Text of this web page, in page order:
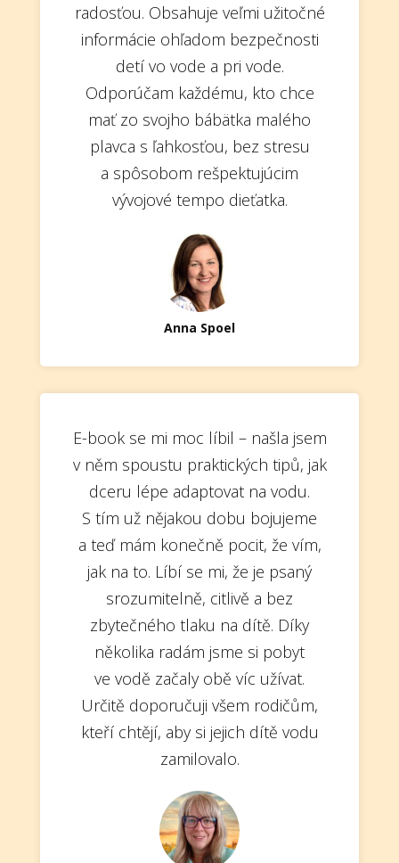
radosťou. Obsahuje veľmi užitočné
informácie ohľadom bezpečnosti
detí vo vode a pri vode.
Odporúčam každému, kto chce
mať zo svojho bábätka malého
plavca s ľahkosťou, bez stresu
a spôsobom rešpektujúcim
vývojové tempo dieťatka.
Anna Spoel
E-book se mi moc líbil – našla jsem
v něm spoustu praktických tipů, jak
dceru lépe adaptovat na vodu.
S tím už nějakou dobu bojujeme
a teď mám konečně pocit, že vím,
jak na to. Líbí se mi, že je psaný
srozumitelně, citlivě a bez
zbytečného tlaku na dítě. Díky
několika radám jsme si pobyt
ve vodě začaly obě víc užívat.
Určitě doporučuji všem rodičům,
kteří chtějí, aby si jejich dítě vodu
zamilovalo.